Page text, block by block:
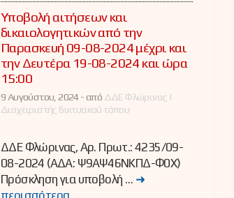
Υποβολή αιτήσεων και
δικαιολογητικών από την
Παρασκευή 09-08-2024 μέχρι και
την Δευτέρα 19-08-2024 και ώρα
15:00
9 Αυγούστου, 2024 -από ΔΔΕ Φλώρινας |
Διαχειριστής δικτυακού τόπου
ΔΔΕ Φλώρινας, Αρ. Πρωτ.: 4235/09-
08-2024 (ΑΔΑ: Ψ9ΑΨ46ΝΚΠΔ-Φ0Χ)
Πρόσκληση για υποβολή … ➜